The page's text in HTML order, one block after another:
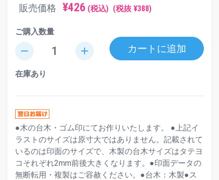
販売価格 ¥426 (税込) (税抜 ¥388)
ご購入数量
remove add カートに追加
在庫あり
●木の台木・ゴム印にてお作りいたします。 ●上記イ
ラストのサイズは原寸大ではありません。記載されて
いるのは印面のサイズで、木製の台木サイズはタテヨ
コそれぞれ2mm前後大きくなります。●印面データの
無断転用・複製はご容赦ください。●台木：木製●ス